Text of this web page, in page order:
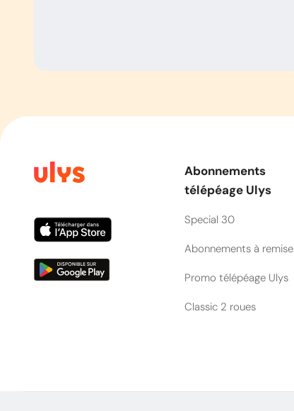
Abonnements
télépéage Ulys
Special 30
Abonnements à remise
Promo télépéage Ulys
Classic 2 roues